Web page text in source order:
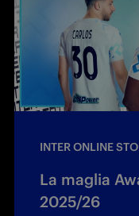
INTER ONLINE
La maglia
2025/26